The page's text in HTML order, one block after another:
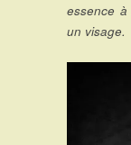
essence à
un visage.